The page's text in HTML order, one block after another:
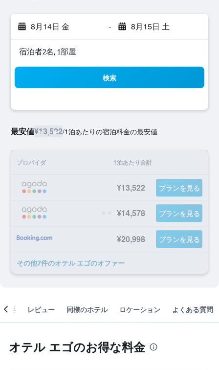
8月14日 金 - 8月15日 土
宿泊者2名, 1​部屋
検索
最安値¥13,522/1泊あたりの宿泊料金の最安値
プロバイダ 1泊あたり合計
¥13,522 プランを見る
¥14,578 プランを見る
¥20,998 プランを見る
​その他7​件のオテル エゴのオファー
概要 レビュー 同様のホテル ロケーション よくある質問
オテル エゴのお得な料金